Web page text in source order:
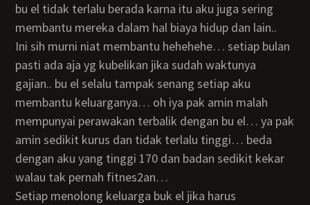
bu el tidak terlalu berada karna itu aku juga sering
membantu mereka dalam hal biaya hidup dan lain..
ini sih murni niat membantu hehehehe… setiap bulan
pasti ada aja yg kubelikan jika sudah waktunya
gajian.. bu el selalu tampak senang setiap aku
membantu keluarganya… oh iya pak amin malah
mempunyai perawakan terbalik dengan bu el… ya pak
amin sedikit kurus dan tidak terlalu tinggi… beda
dengan aku yang tinggi 170 dan badan sedikit kekar
walau tak pernah fitnes2an…
setiap menolong keluarga buk el jika harus